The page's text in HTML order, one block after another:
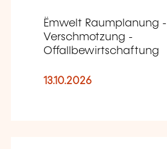
Ëmwelt Raumplanung -
Verschmotzung -
Offallbewirtschaftung
13.10.2026